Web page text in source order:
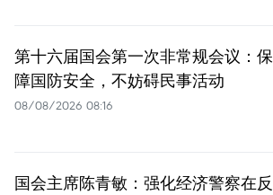
第十六届国会第一次非常规会议：保
障国防安全，不妨碍民事活动
08/08/2026 08:16
国会主席陈青敏：强化经济警察在反